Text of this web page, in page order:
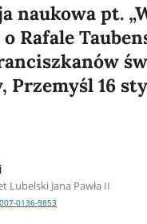
naukowa pt.
Rafale
Przemyśl 16
Lubelski Jana Pawła II
0136-9853